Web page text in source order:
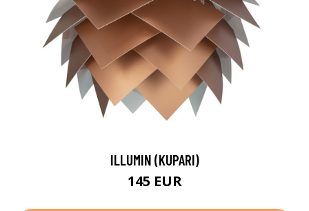
ILLUMIN (KUPARI)
145 EUR